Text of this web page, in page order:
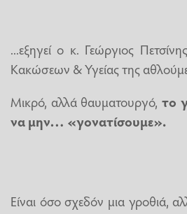
...εξηγεί ο κ. Γεώργιος
Κακώσεων & Υγείας της
Μικρό, αλλά θαυματουργό,το
να μην… «γονατίσουμε».
Είναι όσο σχεδόν μια γροθιά,